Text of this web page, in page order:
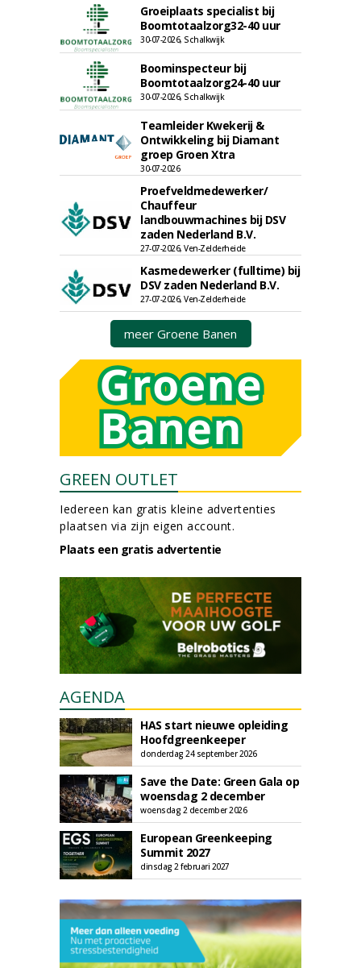
Groeiplaats specialist bij
Boomtotaalzorg32-40 uur
30-07-2026, Schalkwijk
Boominspecteur bij
Boomtotaalzorg24-40 uur
30-07-2026, Schalkwijk
Teamleider Kwekerij &
Ontwikkeling bij Diamant
groep Groen Xtra
30-07-2026
Proefveldmedewerker/
Chauffeur
landbouwmachines bij DSV
zaden Nederland B.V.
27-07-2026, Ven-Zelderheide
Kasmedewerker (fulltime) bij
DSV zaden Nederland B.V.
27-07-2026, Ven-Zelderheide
meer Groene Banen
GREEN OUTLET
Iedereen kan gratis kleine advertenties
plaatsen via zijn eigen account.
Plaats een gratis advertentie
AGENDA
HAS start nieuwe opleiding
Hoofdgreenkeeper
donderdag 24 september 2026
Save the Date: Green Gala op
woensdag 2 december
woensdag 2 december 2026
European Greenkeeping
Summit 2027
dinsdag 2 februari 2027